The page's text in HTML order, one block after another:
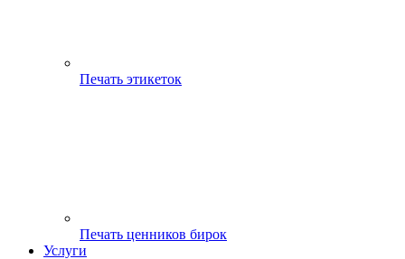
Печать этикеток
Печать ценников бирок
Услуги